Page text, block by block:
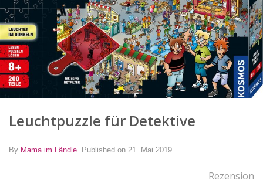
Leuchtpuzzle für Detektive
By Mama im Ländle Published on 21. Mai 2019
Rezension